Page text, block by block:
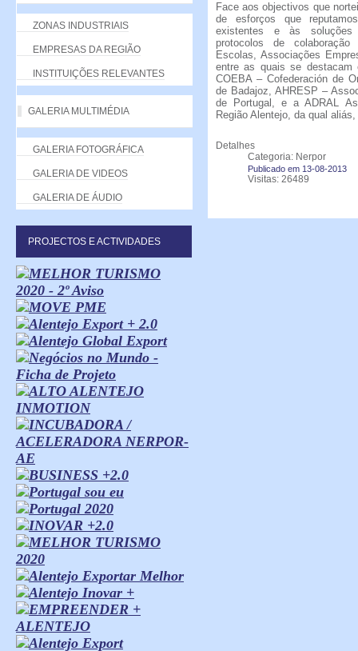
ZONAS INDUSTRIAIS
EMPRESAS DA REGIÃO
INSTITUIÇÕES RELEVANTES
GALERIA MULTIMÉDIA
GALERIA FOTOGRÁFICA
GALERIA DE VIDEOS
GALERIA DE ÁUDIO
PROJECTOS E ACTIVIDADES
Face aos objectivos que
de esforços que
existentes e às soluções
protocolos de
Escolas, Associações
entre as quais se
COEBA – Cofederación de
de Badajoz, AHRESP –
de Portugal, e a ADRAL
Região Alentejo, da qual
Detalhes
Categoria: Nerpor
Publicado em 13-08-2013
Visitas: 26489